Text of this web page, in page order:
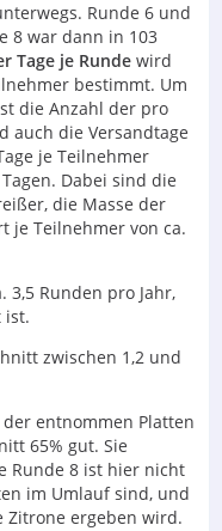
Runde 6 und
8 war dann in 103
Tage je Runde wird
bestimmt. Um
die Anzahl der pro
auch die Versandtage
je Teilnehmer
Dabei sind die
die Masse der
je Teilnehmer von ca.
3,5 Runden pro Jahr,
ist.
zwischen 1,2 und
entnommen Platten
65% gut. Sie
Runde 8 ist hier nicht
im Umlauf sind, und
Zitrone ergeben wird.